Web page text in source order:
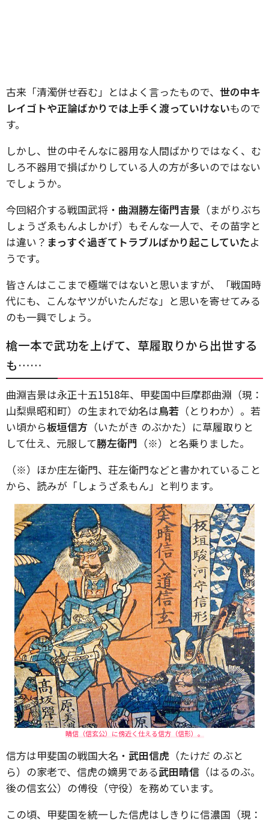
古来「清濁併せ吞む」とはよく言ったもので、 世の中キ
レイゴトや正論ばかりでは上手く渡っていけないもので
す。
しかし、世の中そんなに器用な人間ばかりではなく、む
しろ不器用で損ばかりしている人の方が多いのではない
でしょうか。
今回紹介する戦国武将・ 曲淵勝左衛門吉景 （まがりぶち
しょうざゑもんよしかげ）もそんな一人で、その苗字と
は違い？ まっすぐ過ぎてトラブルばかり起こしていたよ
うです。
皆さんはここまで極端ではないと思いますが、「戦国時
代にも、こんなヤツがいたんだな」と思いを寄せてみる
のも一興でしょう。
槍一本で武功を上げて、草履取りから出世する
も……
曲淵吉景は永正十五1518年、甲斐国中巨摩郡曲淵（現：
山梨県昭和町）の生まれで幼名は鳥若 （とりわか）。若
い頃から板垣信方 （いたがき のぶかた）に草履取りと
して仕え、元服して勝左衛門 （※）と名乗りました。
（※）ほか庄左衛門、荘左衛門などと書かれていること
から、読みが「しょうざゑもん」と判ります。
晴信（信玄公）に傍近く仕える信方（信形）。
信方は甲斐国の戦国大名・ 武田信虎 （たけだ のぶと
ら）の家老で、信虎の嫡男である武田晴信 （はるのぶ。
後の信玄公）の傅役（守役）を務めています。
この頃、甲斐国を統一した信虎はしきりに信濃国（現：